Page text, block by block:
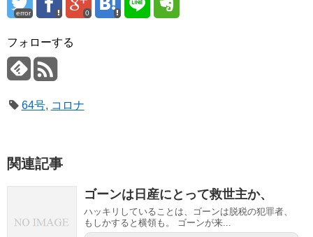
error 0
フォローする
64号, コロナ
関連記事
ゴーンは日産にとって救世主か、
ハッキリしていることは、ゴーンは脱税の犯罪者、
もしかすると横領も。 ゴーンが来...